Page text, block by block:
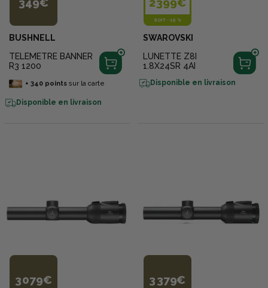
BUSHNELL
TELEMETRE BANNER
R3 1200
+ 340pointssur la carte
Disponible en livraison
SOIT - 19 %
SWAROVSKI
LUNETTE Z8I
1.8X24SR 4AI
Disponible en livraison
3 079€ 3 379€